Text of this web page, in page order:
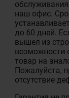
наш офис.
до 60 дней.
вышел из
возможности
товар на
Пожалуйста,
отсутствие